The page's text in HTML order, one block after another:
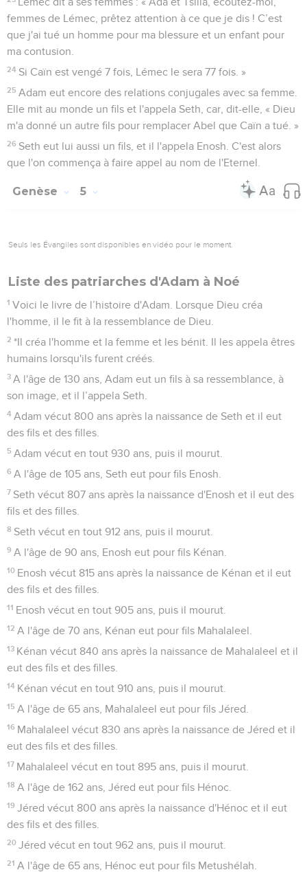
femmes de Lémec, prêtez attention à ce que je dis ! C’est
que j'ai tué un homme pour ma blessure et un enfant pour
ma contusion.
24 Si Caïn est vengé 7 fois, Lémec le sera 77 fois. »
25 Adam eut encore des relations conjugales avec sa femme.
Elle mit au monde un fils et l'appela Seth, car, dit-elle, « Dieu
m'a donné un autre fils pour remplacer Abel que Caïn a tué. »
26 Seth eut lui aussi un fils, et il l'appela Enosh. C'est alors
que l'on commença à faire appel au nom de l'Eternel.
Genèse 5
Seuls les Évangiles sont disponibles en vidéo pour le moment.
Liste des patriarches d'Adam à Noé
1 Voici le livre de l’histoire d'Adam. Lorsque Dieu créa
l'homme, il le fit à la ressemblance de Dieu.
2 *Il créa l'homme et la femme et les bénit. Il les appela êtres
humains lorsqu'ils furent créés.
3 A l'âge de 130 ans, Adam eut un fils à sa ressemblance, à
son image, et il l’appela Seth.
4 Adam vécut 800 ans après la naissance de Seth et il eut
des fils et des filles.
5 Adam vécut en tout 930 ans, puis il mourut.
6 A l'âge de 105 ans, Seth eut pour fils Enosh.
7 Seth vécut 807 ans après la naissance d'Enosh et il eut des
fils et des filles.
8 Seth vécut en tout 912 ans, puis il mourut.
9 A l'âge de 90 ans, Enosh eut pour fils Kénan.
10 Enosh vécut 815 ans après la naissance de Kénan et il eut
des fils et des filles.
11 Enosh vécut en tout 905 ans, puis il mourut.
12 A l'âge de 70 ans, Kénan eut pour fils Mahalaleel.
13 Kénan vécut 840 ans après la naissance de Mahalaleel et il
eut des fils et des filles.
14 Kénan vécut en tout 910 ans, puis il mourut.
15 A l'âge de 65 ans, Mahalaleel eut pour fils Jéred.
16 Mahalaleel vécut 830 ans après la naissance de Jéred et il
eut des fils et des filles.
17 Mahalaleel vécut en tout 895 ans, puis il mourut.
18 A l'âge de 162 ans, Jéred eut pour fils Hénoc.
19 Jéred vécut 800 ans après la naissance d'Hénoc et il eut
des fils et des filles.
20 Jéred vécut en tout 962 ans, puis il mourut.
21 A l'âge de 65 ans, Hénoc eut pour fils Metushélah.